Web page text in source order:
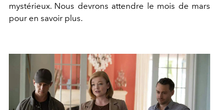
mystérieux. Nous devrons attendre le mois de mars
pour en savoir plus.